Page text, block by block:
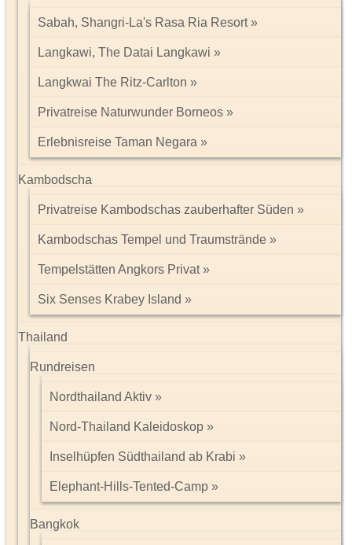
Sabah, Shangri-La's Rasa Ria Resort
Langkawi, The Datai Langkawi
Langkwai The Ritz-Carlton
Privatreise Naturwunder Borneos
Erlebnisreise Taman Negara
Kambodscha
Privatreise Kambodschas zauberhafter Süden
Kambodschas Tempel und Traumstrände
Tempelstätten Angkors Privat
Six Senses Krabey Island
Thailand
Rundreisen
Nordthailand Aktiv
Nord-Thailand Kaleidoskop
Inselhüpfen Südthailand ab Krabi
Elephant-Hills-Tented-Camp
Bangkok